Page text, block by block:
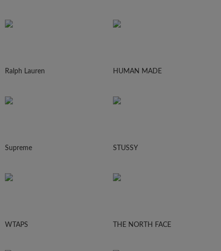
Ralph Lauren HUMAN MADE
Supreme STUSSY
WTAPS THE NORTH FACE